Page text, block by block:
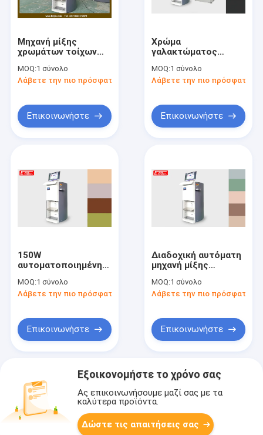
Μηχανή μίξης
χρωμάτων τοίχων
γαλακτώματος
ακρίβειας υψηλού
MOQ:1 σύνολο
Λάβετε την πιο πρόσφατη τιμή
Επικοινωνήστε
Χρώμα
γαλακτώματος
αντλιών που βάφει
και μηχανή 0.25L/min
μίξης
MOQ:1 σύνολο
Λάβετε την πιο πρόσφατη
Επικοινωνήστε
150W
αυτοματοποιημένη
χρώματος Tinter
χρωμάτων
MOQ:1 σύνολο
Λάβετε την πιο πρόσφατη τιμή
Επικοινωνήστε
Διαδοχική αυτόματη
μηχανή μίξης
υπολογιστών Tinter
χρωμάτων
MOQ:1 σύνολο
Λάβετε την πιο πρόσφατη
Επικοινωνήστε
Εξοικονομήστε το χρόνο σας
Ας επικοινωνήσουμε μαζί σας με τα
καλύτερα προϊόντα.
Δώστε τις απαιτήσεις σας